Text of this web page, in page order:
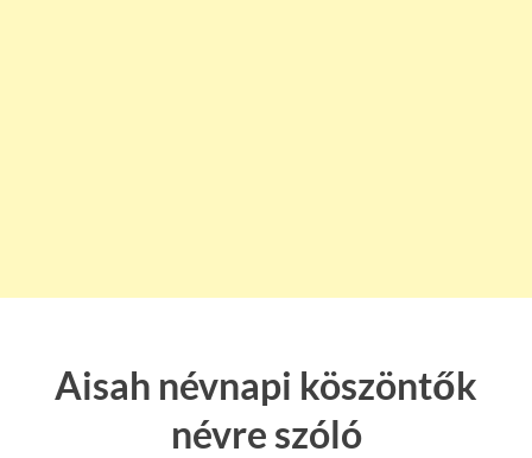
Aisah névnapi köszöntők
névre szóló